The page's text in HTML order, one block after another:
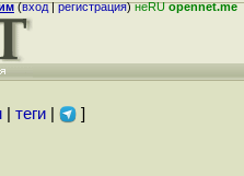
(вход|регистрация)неRUopennet.me
| теги| ]